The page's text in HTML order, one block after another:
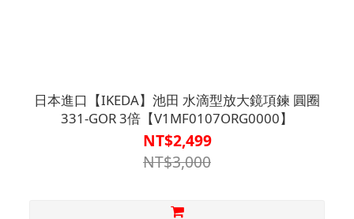
日本進口【IKEDA】池田 水滴型放大鏡項鍊 圓圈
331-GOR 3倍【V1MF0107ORG0000】
NT$2,499
NT$3,000